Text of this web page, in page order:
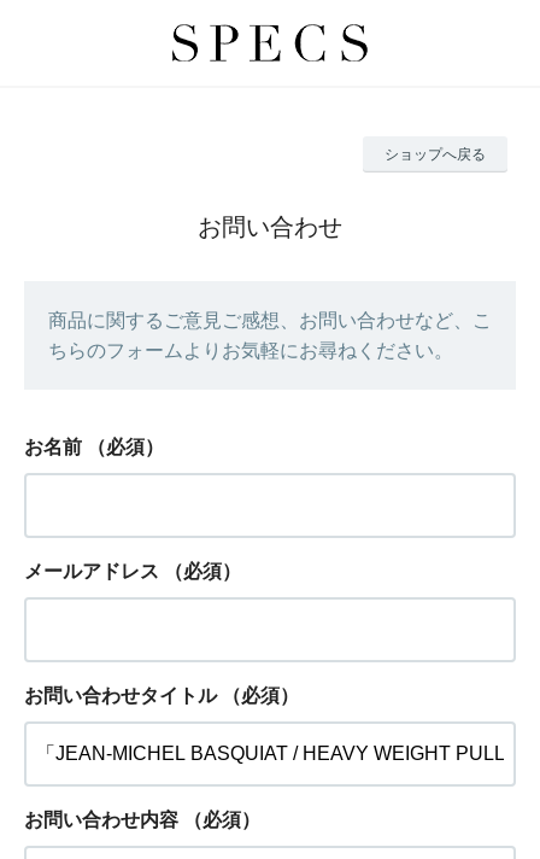
ショップへ戻る
お問い合わせ
商品に関するご意見ご感想、お問い合わせなど、こ
ちらのフォームよりお気軽にお尋ねください。
お名前 （必須）
メールアドレス （必須）
お問い合わせタイトル （必須）
お問い合わせ内容 （必須）